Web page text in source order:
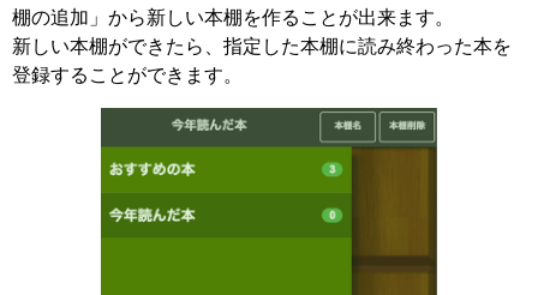
棚の追加」から新しい本棚を作ることが出来ます。
新しい本棚ができたら、指定した本棚に読み終わった本を
登録することができます。